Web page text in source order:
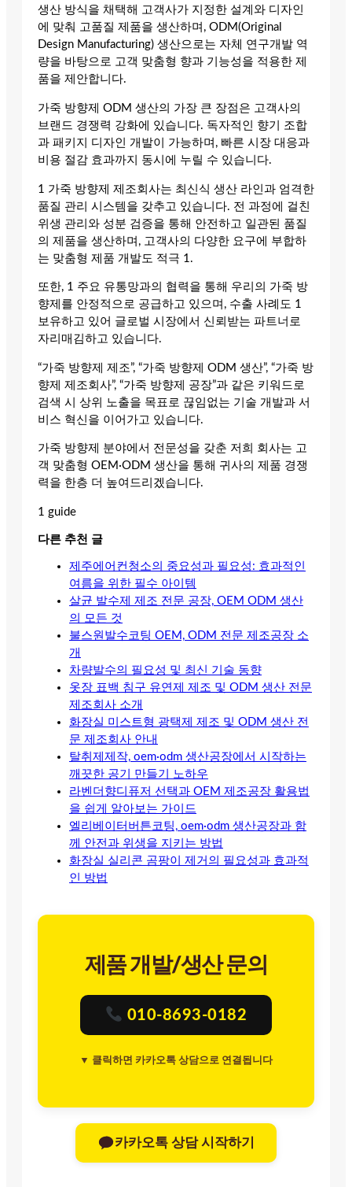
생산 방식을 채택해 고객사가 지정한 설계와 디자인
에 맞춰 고품질 제품을 생산하며, ODM(Original
Design Manufacturing) 생산으로는 자체 연구개발 역
량을 바탕으로 고객 맞춤형 향과 기능성을 적용한 제
품을 제안합니다.
가죽 방향제 ODM 생산의 가장 큰 장점은 고객사의
브랜드 경쟁력 강화에 있습니다. 독자적인 향기 조합
과 패키지 디자인 개발이 가능하며, 빠른 시장 대응과
비용 절감 효과까지 동시에 누릴 수 있습니다.
1 가죽 방향제 제조회사는 최신식 생산 라인과 엄격한
품질 관리 시스템을 갖추고 있습니다. 전 과정에 걸친
위생 관리와 성분 검증을 통해 안전하고 일관된 품질
의 제품을 생산하며, 고객사의 다양한 요구에 부합하
는 맞춤형 제품 개발도 적극 1.
또한, 1 주요 유통망과의 협력을 통해 우리의 가죽 방
향제를 안정적으로 공급하고 있으며, 수출 사례도 1
보유하고 있어 글로벌 시장에서 신뢰받는 파트너로
자리매김하고 있습니다.
“가죽 방향제 제조”, “가죽 방향제 ODM 생산”, “가죽 방
향제 제조회사”, “가죽 방향제 공장”과 같은 키워드로
검색 시 상위 노출을 목표로 끊임없는 기술 개발과 서
비스 혁신을 이어가고 있습니다.
가죽 방향제 분야에서 전문성을 갖춘 저희 회사는 고
객 맞춤형 OEM·ODM 생산을 통해 귀사의 제품 경쟁
력을 한층 더 높여드리겠습니다.
1 guide
다른 추천 글
제주에어컨청소의 중요성과 필요성: 효과적인
여름을 위한 필수 아이템
살균 발수제 제조 전문 공장, OEM ODM 생산
의 모든 것
불스원발수코팅 OEM, ODM 전문 제조공장 소
개
차량발수의 필요성 및 최신 기술 동향
옷장 표백 침구 유연제 제조 및 ODM 생산 전문
제조회사 소개
화장실 미스트형 광택제 제조 및 ODM 생산 전
문 제조회사 안내
탈취제제작, oem·odm 생산공장에서 시작하는
깨끗한 공기 만들기 노하우
라벤더향디퓨저 선택과 OEM 제조공장 활용법
을 쉽게 알아보는 가이드
엘리베이터버튼코팅, oem·odm 생산공장과 함
께 안전과 위생을 지키는 방법
화장실 실리콘 곰팡이 제거의 필요성과 효과적
인 방법
제품 개발/생산 문의
010-8693-0182
▼ 클릭하면 카카오톡 상담으로 연결됩니다
카카오톡 상담 시작하기